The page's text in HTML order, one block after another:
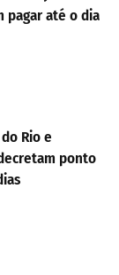
pagar até o dia
Rio e
ponto